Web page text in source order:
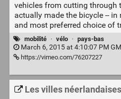
vehicles from cutting through
actually made the bicycle --
and most preferred choice of
mobilité · vélo · pays-bas
March 6, 2015 at 4:10:07 PM
https://vimeo.com/76207227
Les villes